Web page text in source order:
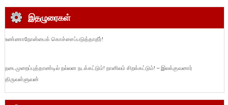
இதழுரைகள்
உண்ணாநோன்பைக் கொச்சைப்படுத்தாதீர்!
நடைமுறைப்புத்தாண்டில் நல்லன நடக்கட்டும்! நானிலம் சிறக்கட்டும்! – இலக்குவனார்
திருவள்ளுவன்